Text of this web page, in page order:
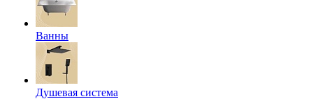
Ванны
Душевая система